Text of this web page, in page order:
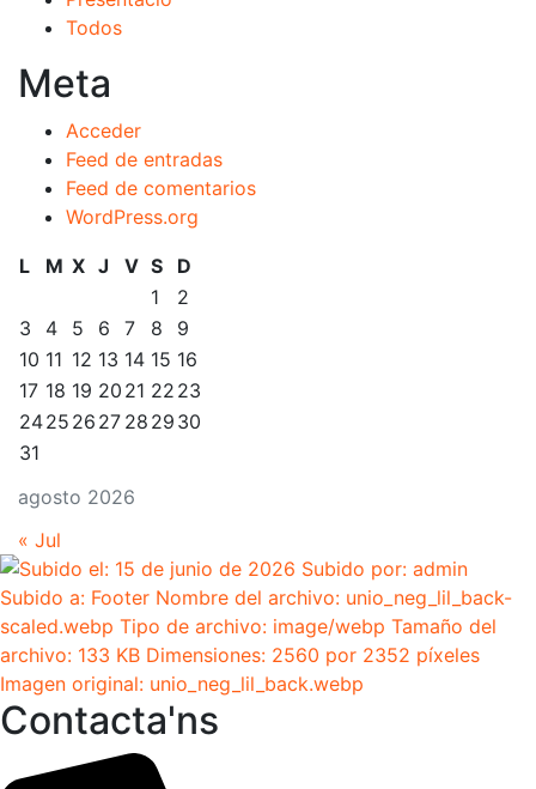
Todos
Meta
Acceder
Feed de entradas
Feed de comentarios
WordPress.org
agosto 2026
L M X J V S
D
1
2
3
4 5 6 7 8
9
10 11 12 13 14 15 16
17 18 19 20 21 22 23
2425 26 27 28 29 30
31
« Jul
Contacta'ns